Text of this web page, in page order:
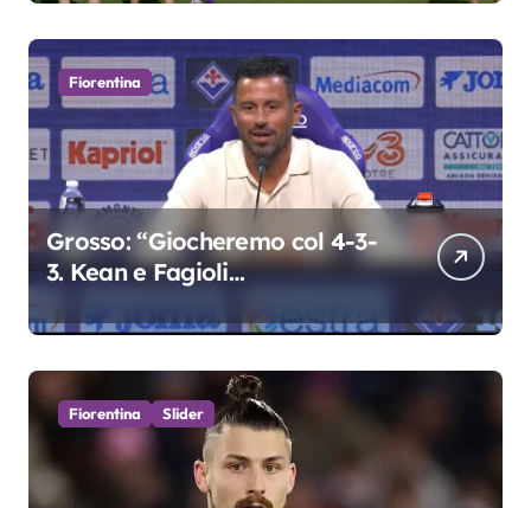
Fiorentina
Grosso: “Giocheremo col 4-3-
3. Kean e Fagioli
colpo”
Fiorentina Slider